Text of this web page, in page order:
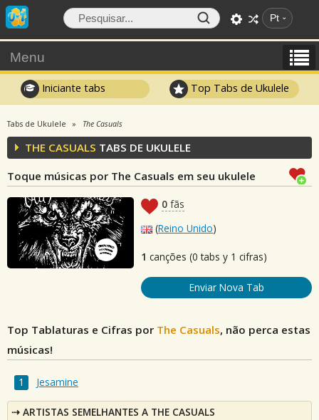
Pt
Menu
Iniciante tabs Top Tabs de Ukulele
Tabs de Ukulele The Casuals
THE CASUALS TABS DE UKULELE
Toque músicas por The Casuals em seu ukulele
0 fãs
(Reino Unido)
1 canções (0 tabs y 1 cifras)
Enviar Nova Tab
Top Tablaturas e Cifras por The Casuals, não perca estas
músicas!
Jesamine
ARTISTAS SEMELHANTES A THE CASUALS